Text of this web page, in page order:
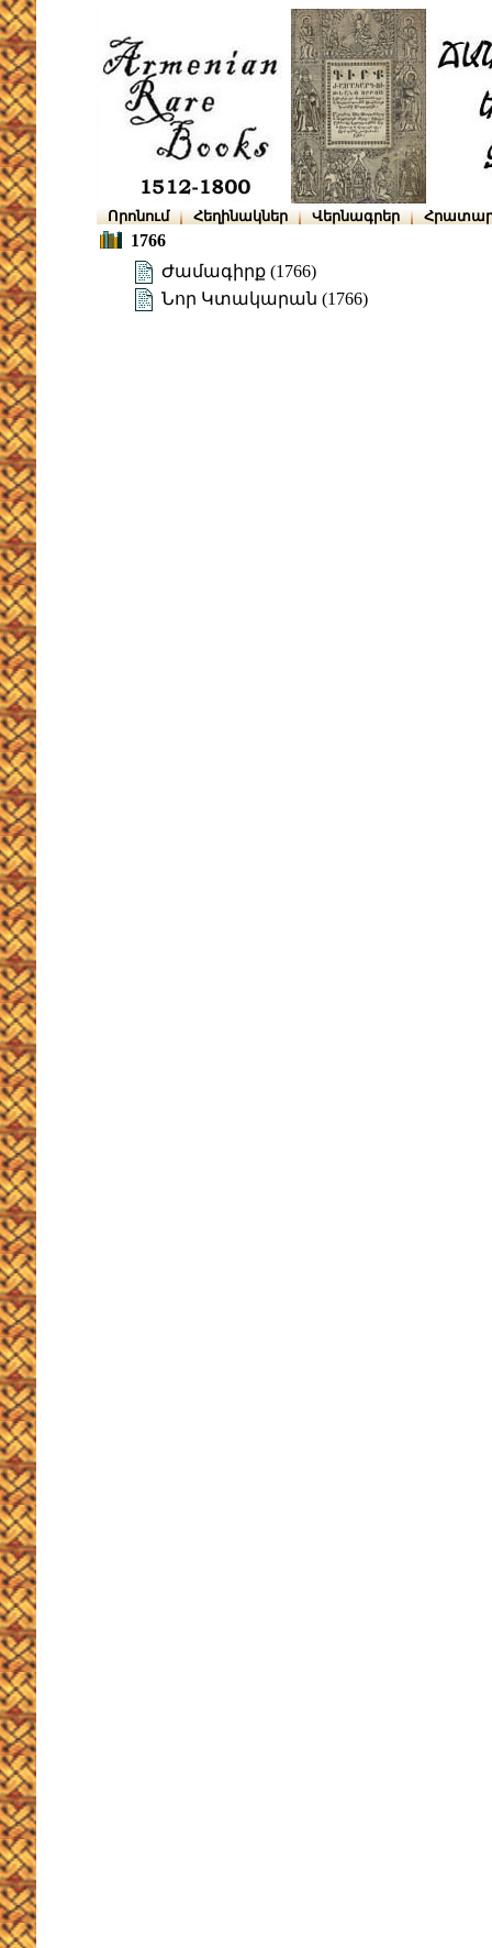
Որոնում Հեղինակներ Վերնագրեր
1766
Ժամագիրք (1766)
Նոր Կտակարան (1766)